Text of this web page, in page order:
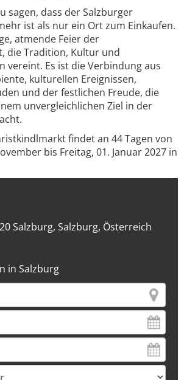
sagen, dass der Salzburger
ist als nur ein Ort zum Einkaufen.
atmende Feier der
die Tradition, Kultur und
vereint. Es ist die Verbindung aus
kulturellen Ereignissen,
und der festlichen Freude, die
unvergleichlichen Ziel in der
findet an 44 Tagen von
bis Freitag, 01. Januar 2027 in
Salzburg, Salzburg, Österreich
in Salzburg